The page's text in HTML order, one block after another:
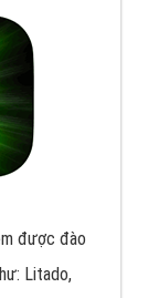
được đào
Litado,